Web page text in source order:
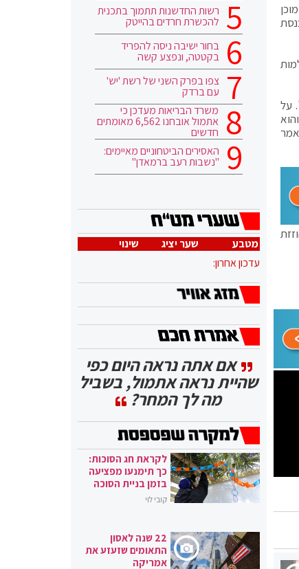
על
רשות החדשנות תתמוך בתכנית
להכשרת חרדים בהייטק
בחור ישיבה ניסה להפריד
בקטטה, ונפצע קשה
צפו בפרק השני של רשת 'יש'
עם ברדק
משרד הבריאות מעדכן כי
אתמול אובחנו 6,562 מאומתים
חדשים
האסירים הביטחוניים מאיימים:
"נשבות רעב ברמאדן"
מטבע שער יציג
שינוי
עדכון אחרון:
אם אתה נראה היום כפי
שהיית נראה אתמול, בשביל
מה לך המחר?
לקראת חג הסוכות:
כך תימנעו מפציעה
בזמן בניית הסוכה
קובי לוי
22 שנה לאסון
התאומים שזעזע את
אמריקה